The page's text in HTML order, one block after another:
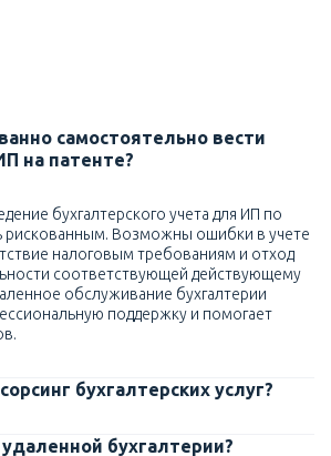
самостоятельно вести
на патенте?
бухгалтерского учета для ИП по
рискованным. Возможны ошибки в учете
налоговым требованиям и отход
соответствующей действующему
обслуживание бухгалтерии
поддержку и помогает
бухгалтерских услуг?
бухгалтерии?